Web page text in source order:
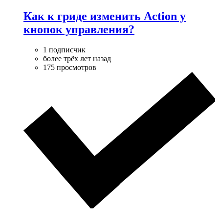
Как к гриде изменить Action у
кнопок управления?
1 подписчик
более трёх лет назад
175 просмотров